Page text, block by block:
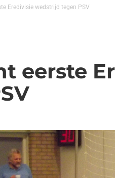
Eredivisie wedstrijd tegen PSV
eerste